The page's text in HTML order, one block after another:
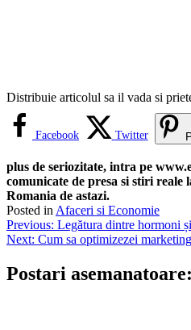
Distribuie articolul sa il vada si
Facebook Twitter
plus de seriozitate, intra pe
comunicate de presa si stiri reale
Romania de astazi.
Posted in Afaceri si Economie
Navigare
în
articole
Previous: Legătura dintre hormoni
Next: Cum sa optimizezei
Postari asemanatoare: